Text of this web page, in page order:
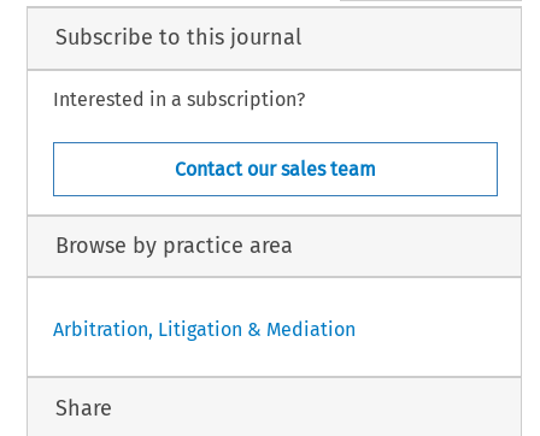
Subscribe to this journal
Interested in a subscription?
Contact our sales team
Browse by practice area
Arbitration, Litigation & Mediation
Share